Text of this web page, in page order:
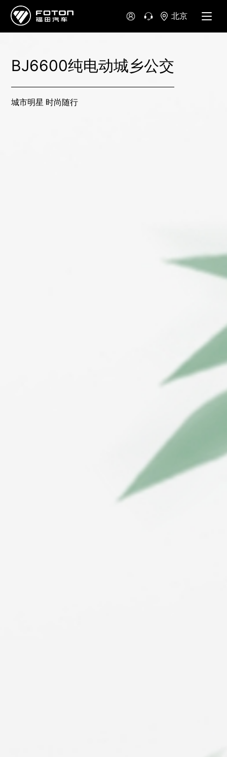
北京
BJ6600纯电动城乡公交
城市明星 时尚随行